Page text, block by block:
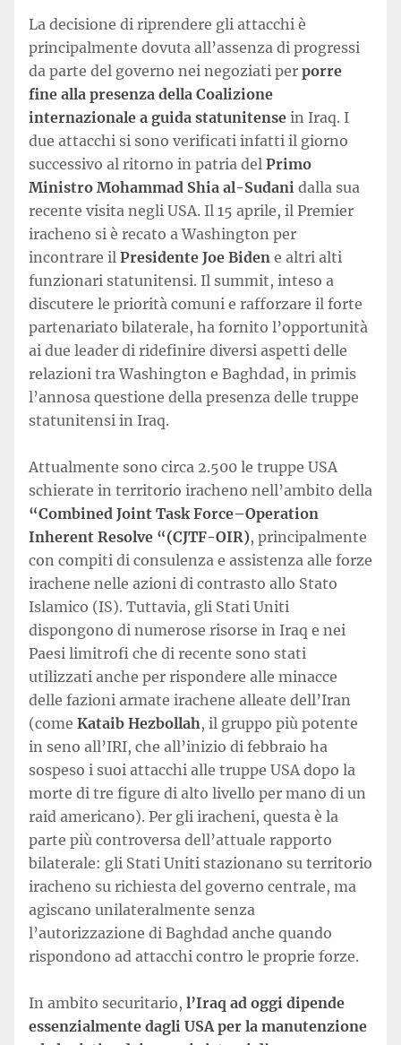
La decisione di riprendere gli attacchi è
principalmente dovuta all’assenza di progressi
da parte del governo nei negoziati per porre
fine alla presenza della Coalizione
internazionale a guida statunitense in Iraq. I
due attacchi si sono verificati infatti il giorno
successivo al ritorno in patria del Primo
Ministro Mohammad Shia al-Sudani dalla sua
recente visita negli USA. Il 15 aprile, il Premier
iracheno si è recato a Washington per
incontrare il Presidente Joe Biden e altri alti
funzionari statunitensi. Il summit, inteso a
discutere le priorità comuni e rafforzare il forte
partenariato bilaterale, ha fornito l’opportunità
ai due leader di ridefinire diversi aspetti delle
relazioni tra Washington e Baghdad, in primis
l’annosa questione della presenza delle truppe
statunitensi in Iraq.
Attualmente sono circa 2.500 le truppe USA
schierate in territorio iracheno nell’ambito della
“Combined Joint Task Force–Operation
Inherent Resolve “(CJTF-OIR), principalmente
con compiti di consulenza e assistenza alle forze
irachene nelle azioni di contrasto allo Stato
Islamico (IS). Tuttavia, gli Stati Uniti
dispongono di numerose risorse in Iraq e nei
Paesi limitrofi che di recente sono stati
utilizzati anche per rispondere alle minacce
delle fazioni armate irachene alleate dell’Iran
(come Kataib Hezbollah, il gruppo più potente
in seno all’IRI, che all’inizio di febbraio ha
sospeso i suoi attacchi alle truppe USA dopo la
morte di tre figure di alto livello per mano di un
raid americano). Per gli iracheni, questa è la
parte più controversa dell’attuale rapporto
bilaterale: gli Stati Uniti stazionano su territorio
iracheno su richiesta del governo centrale, ma
agiscano unilateralmente senza
l’autorizzazione di Baghdad anche quando
rispondono ad attacchi contro le proprie forze.
In ambito securitario, l’Iraq ad oggi dipende
essenzialmente dagli USA per la manutenzione